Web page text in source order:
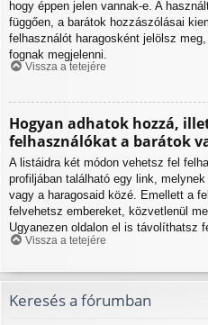
hogy éppen jelen vannak-e. A
függően, a barátok hozzászólásai
felhasználót haragosként jelölsz
fognak megjelenni.
Vissza a tetejére
Hogyan adhatok hozzá,
felhasználókat a barátok
A listáidra két módon vehetsz fel
profiljában található egy link,
vagy a haragosaid közé. Emellett a
felvehetsz embereket, közvetlenül
Ugyanezen oldalon el is távolíthatsz
Vissza a tetejére
Keresés a fórumban